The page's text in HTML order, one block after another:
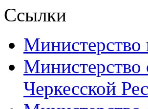
Ссылки
Министерство
Министерство
Черкесской